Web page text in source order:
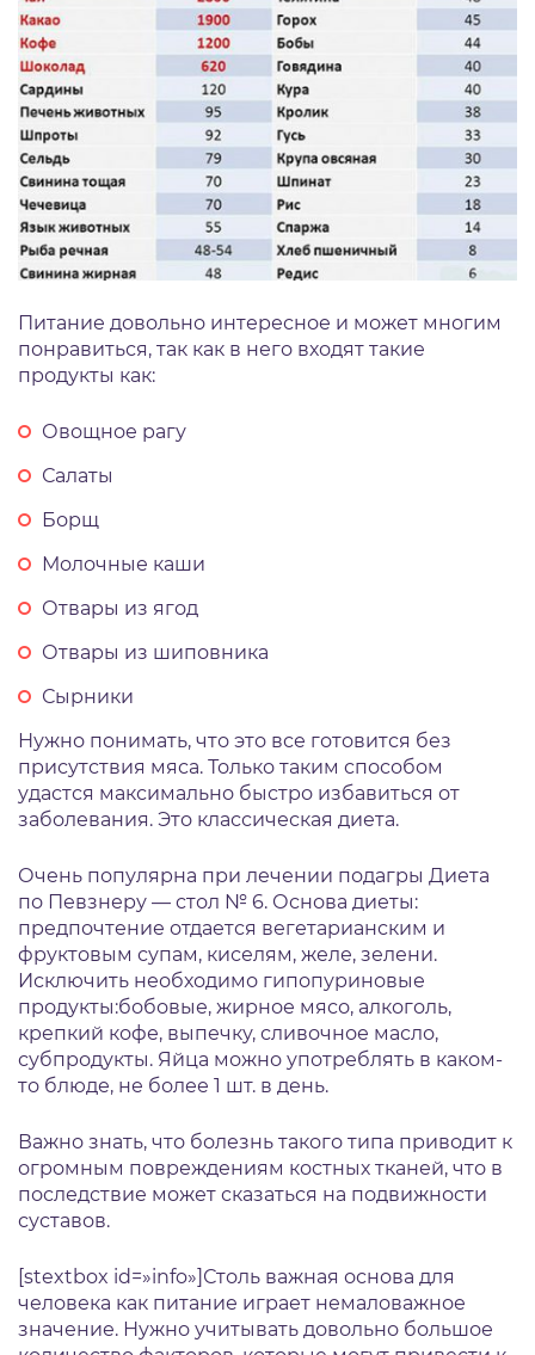
Питание довольно интересное и может многим
понравиться, так как в него входят такие
продукты как:
Овощное рагу
Салаты
Борщ
Молочные каши
Отвары из ягод
Отвары из шиповника
Сырники
Нужно понимать, что это все готовится без
присутствия мяса. Только таким способом
удастся максимально быстро избавиться от
заболевания. Это классическая диета.
Очень популярна при лечении подагры Диета
по Певзнеру — стол № 6. Основа диеты:
предпочтение отдается вегетарианским и
фруктовым супам, киселям, желе, зелени.
Исключить необходимо гипопуриновые
продукты:бобовые, жирное мясо, алкоголь,
крепкий кофе, выпечку, сливочное масло,
субпродукты. Яйца можно употреблять в каком-
то блюде, не более 1 шт. в день.
Важно знать, что болезнь такого типа приводит к
огромным повреждениям костных тканей, что в
последствие может сказаться на подвижности
суставов.
[stextbox id=»info»]Столь важная основа для
человека как питание играет немаловажное
значение. Нужно учитывать довольно большое